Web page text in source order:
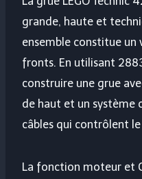
grande, haute et
ensemble constitue un
fronts. En utilisant
construire une grue
de haut et un système
câbles qui contrôlent
La fonction moteur et